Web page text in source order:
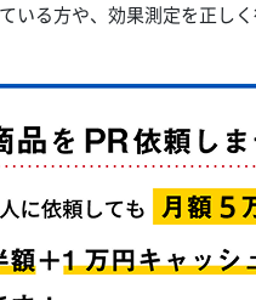
いる方や、効果測定を正し